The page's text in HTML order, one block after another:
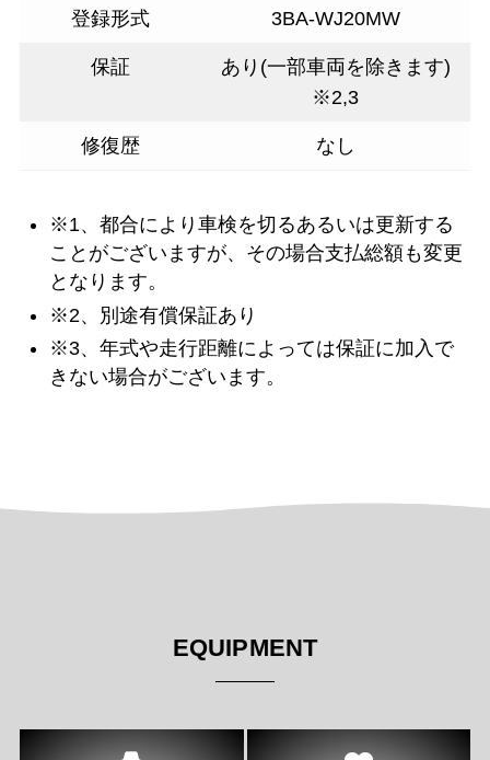
登録形式 3BA-WJ20MW
保証
あり(一部車両を除きます)
※2,3
修復歴 なし
※1、都合により車検を切るあるいは更新する
ことがございますが、その場合支払総額も変更
となります。
※2、別途有償保証あり
※3、年式や走行距離によっては保証に加入で
きない場合がございます。
EQUIPMENT